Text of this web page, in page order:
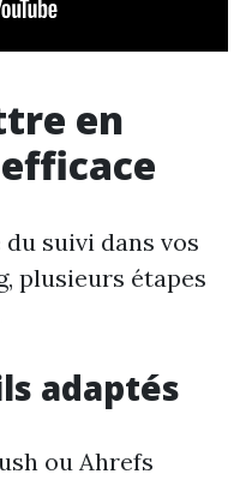
en
suivi dans vos
plusieurs étapes
adaptés
ou Ahrefs